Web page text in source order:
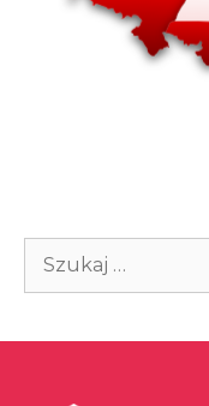
Szukaj: